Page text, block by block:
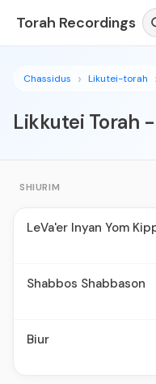
Torah Recordings
Chassidus Likutei-torah
SHIURIM
LeVa'er Inyan Yom
Shabbos Shabbason
Biur